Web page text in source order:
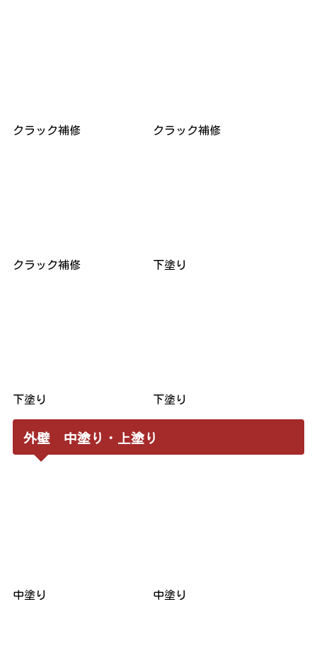
クラック補修 クラック補修
クラック補修 下塗り
下塗り 下塗り
外壁 中塗り・上塗り
中塗り 中塗り